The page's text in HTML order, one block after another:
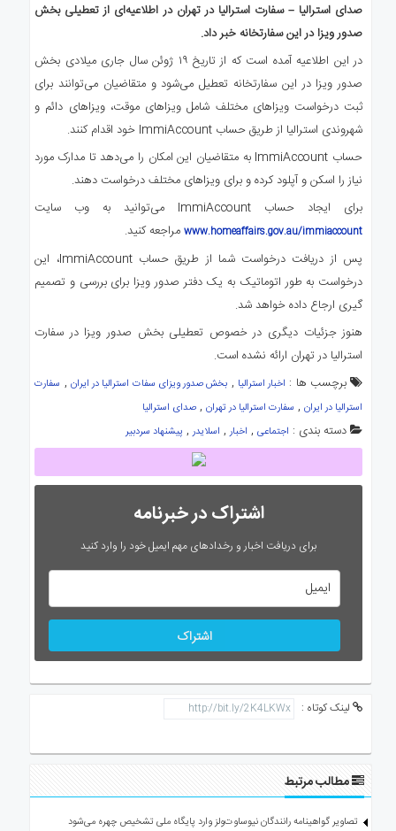
صدای استرالیا – سفارت استرالیا در تهران در اطلاعیه‌ای از تعطیلی بخش
صدور ویزا در این سفارتخانه خبر داد.
در این اطلاعیه آمده است که از تاریخ ۱۹ ژوئن سال جاری میلادی بخش
صدور ویزا در این سفارتخانه تعطیل می‌شود و متقاضیان می‌توانند برای
ثبت درخواست ویزاهای مختلف شامل ویزاهای موقت، ویزاهای دائم و
شهروندی استرالیا از طریق حساب ImmiAccount خود اقدام کنند.
حساب ImmiAccount به متقاضیان این امکان را می‌دهد تا مدارک مورد
نیاز را اسکن و آپلود کرده و برای ویزاهای مختلف درخواست دهند.
برای ایجاد حساب ImmiAccount می‌توانید به وب سایت
www.homeaffairs.gov.au/immiaccountمراجعه کنید.
پس از دریافت درخواست شما از طریق حساب ImmiAccount، این
درخواست به طور اتوماتیک به یک دفتر صدور ویزا برای بررسی و تصمیم
گیری ارجاع داده خواهد شد.
هنوز جزئیات دیگری در خصوص تعطیلی بخش صدور ویزا در سفارت
استرالیا در تهران ارائه نشده است.
برچسب ها : اخبار استرالیا , بخش صدور ویزای سفات استرالیا در ایران , سفارت
استرالیا در ایران, سفارت استرالیا در تهران, صدای استرالیا
دسته بندی : اجتماعی, اخبار, اسلایدر, پیشنهاد سردبیر
اشتراک در خبرنامه
برای دریافت اخبار و رخدادهای مهم ایمیل خود را وارد کنید
اشتراک
لینک کوتاه :
مطالب مرتبط
تصاویر گواهینامه رانندگان نیوساوت‌ولز وارد پایگاه ملی تشخیص چهره می‌شود